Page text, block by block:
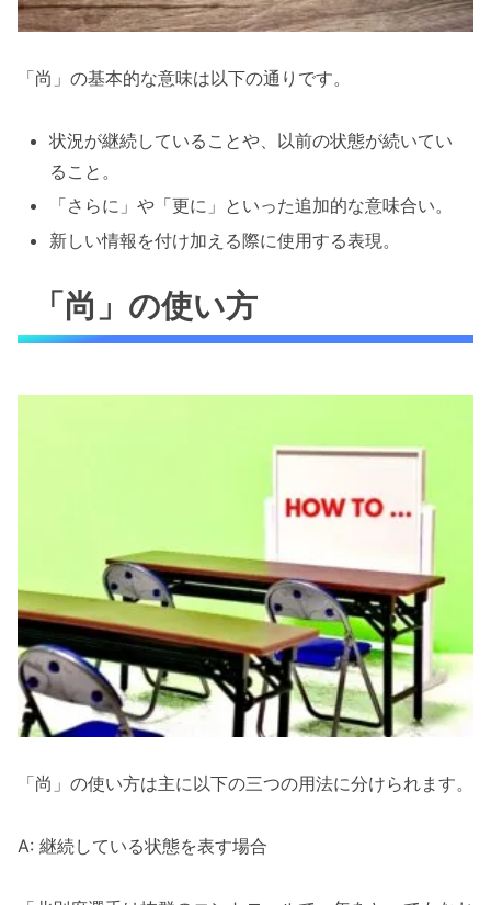
「尚」の基本的な意味は以下の通りです。
状況が継続していることや、以前の状態が続いてい
ること。
「さらに」や「更に」といった追加的な意味合い。
新しい情報を付け加える際に使用する表現。
「尚」の使い方
「尚」の使い方は主に以下の三つの用法に分けられます。
A: 継続している状態を表す場合